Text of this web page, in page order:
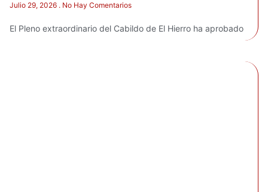
Julio 29, 2026 No Hay Comentarios
El Pleno extraordinario del Cabildo de El Hierro ha aprobado